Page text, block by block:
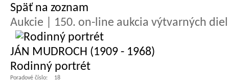
Späť na zoznam
Aukcie | 150. on-line aukcia výtvarných diel
JÁN MUDROCH (1909 - 1968)
Rodinný portrét
Poradové číslo:
18